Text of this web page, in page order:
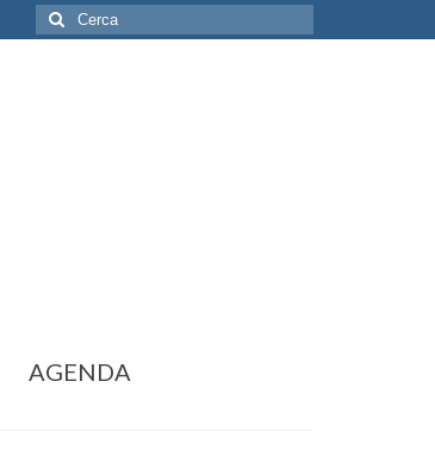
Cerca:
AGENDA